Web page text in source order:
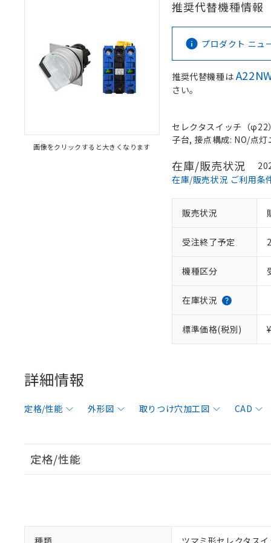
画像をクリックすると大きくなります
推奨代替機種情報
プロダクト ニュ
推奨代替機種は
さい。
セレクタスイッチ（φ22
子台, 接点構成: NO/点
在庫/販売状況
在庫/販売状況 ご利用条
販売状況
受注終了予定
機種区分
在庫状況
標準価格(税別)
詳細情報
定格/性能 外形図 取りつけ穴加工図 CAD
定格/性能
種類 ツマミ形セレクタス